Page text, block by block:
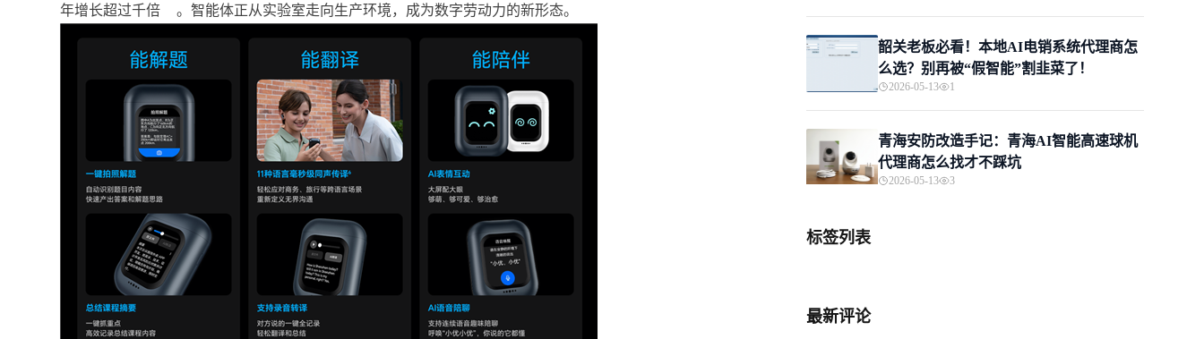
年增长超过千倍
。智能体正从实验室走向生产环境，成为数字劳动力的新形态。
韶关老板必看！本地AI电销系统代理商怎
么选？别再被“假智能”割韭菜了！
2026-05-13 1
青海安防改造手记：青海AI智能高速球机
代理商怎么找才不踩坑
2026-05-13 3
标签列表
最新评论